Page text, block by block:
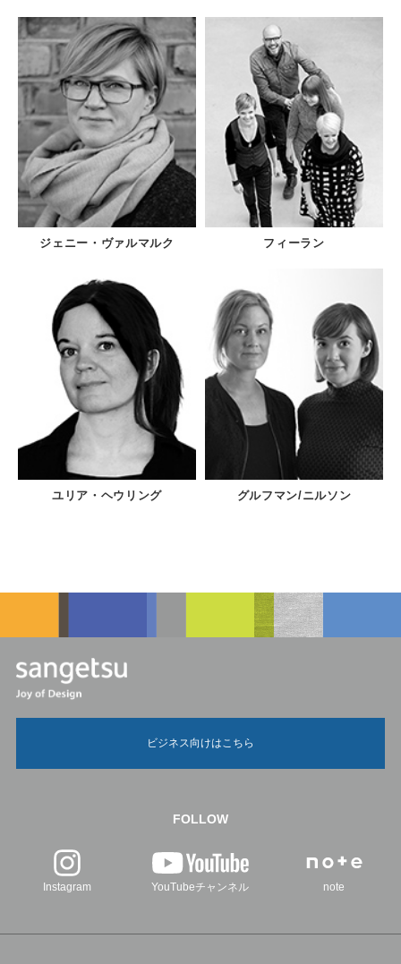
ジェニー・ヴァルマルク フィーラン
ユリア・ヘウリング グルフマン/ニルソン
ビジネス向けはこちら
FOLLOW
Instagram YouTubeチャンネル note